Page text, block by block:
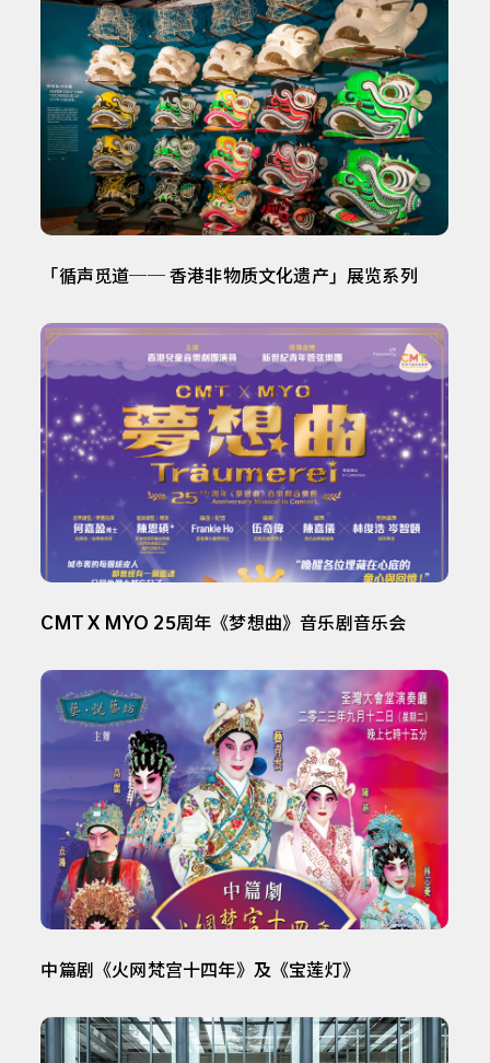
「循声觅道── 香港非物质文化遗产」展览系列
CMT X MYO 25周年《梦想曲》音乐剧音乐会
中篇剧《火网梵宫十四年》及《宝莲灯》